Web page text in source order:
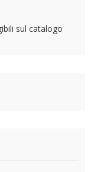
sul catalogo